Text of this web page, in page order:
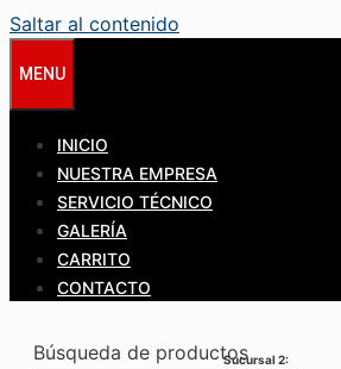
Saltar al contenido
MENU
INICIO
NUESTRA EMPRESA
SERVICIO TÉCNICO
GALERÍA
CARRITO
CONTACTO
Búsqueda de productosSucursal 2: